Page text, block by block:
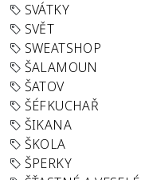
SVÁTKY
SVĚT
SWEATSHOP
ŠALAMOUN
ŠATOV
ŠÉFKUCHAŘ
ŠIKANA
ŠKOLA
ŠPERKY